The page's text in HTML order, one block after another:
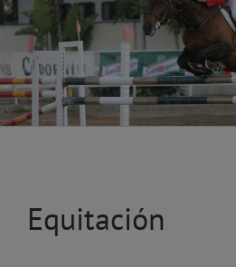
Equitación